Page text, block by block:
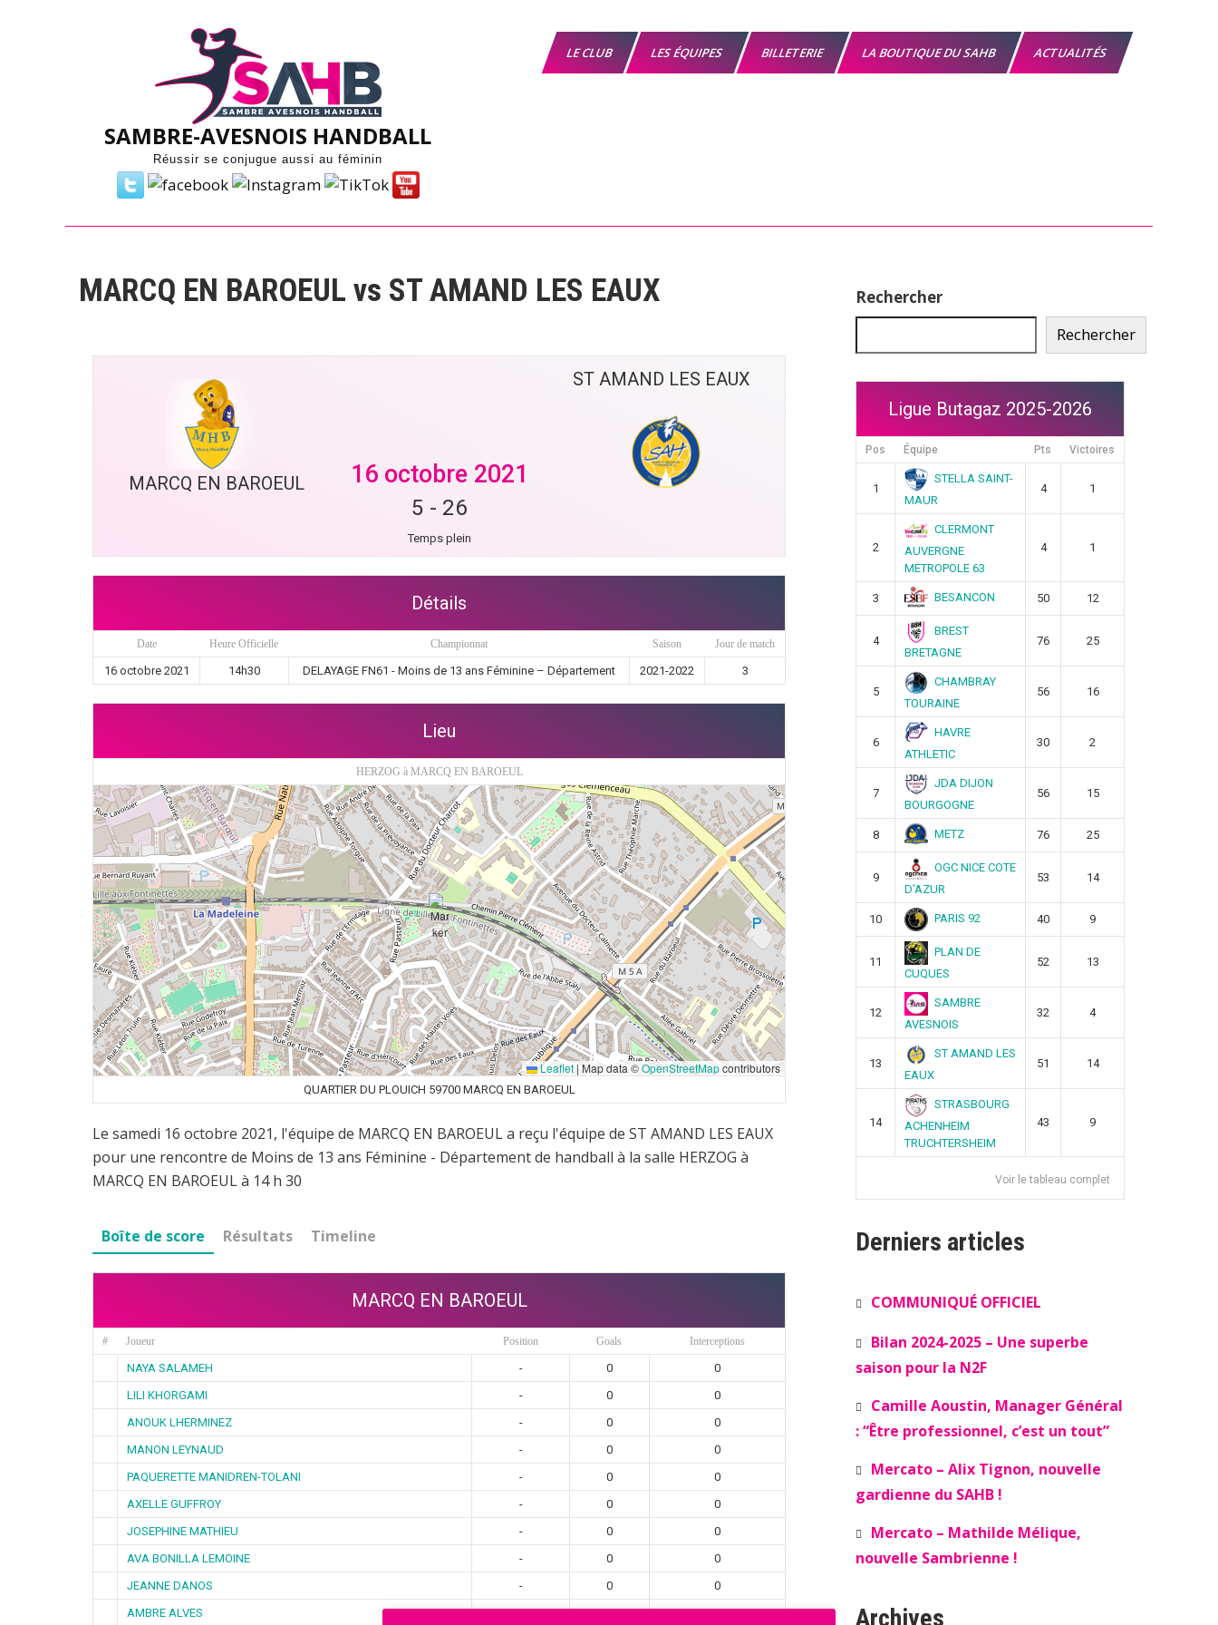
SAMBRE-AVESNOIS HANDBALL
Réussir se conjugue aussi au féminin
LE CLUB LES ÉQUIPES BILLETERIE LA BOUTIQUE DU SAHB ACTUALITÉS
MARCQ EN BAROEUL vs ST AMAND LES EAUX
MARCQ EN BAROEUL
ST AMAND LES EAUX
16 octobre 2021
5 - 26
Temps plein
Détails
Date Heure Officielle Championnat Saison Jour de match
16 octobre 2021 14h30 DELAYAGE FN61 - Moins de 13 ans Féminine – Département 2021-2022 3
Lieu
HERZOG à MARCQ EN BAROEUL
Leaflet | Map data ©OpenStreetMapcontributors
QUARTIER DU PLOUICH 59700 MARCQ EN BAROEUL
Le samedi 16 octobre 2021, l'équipe de MARCQ EN BAROEUL a reçu l'équipe de ST AMAND LES EAUX
pour une rencontre de Moins de 13 ans Féminine - Département de handball à la salle HERZOG à
MARCQ EN BAROEUL à 14 h 30
Boîte de score Résultats Timeline
MARCQ EN BAROEUL
# Joueur Position Goals Interceptions
NAYA SALAMEH - 0
0
LILI KHORGAMI
- 0
0
ANOUK LHERMINEZ
- 0
0
MANON LEYNAUD
- 0
0
PAQUERETTE MANIDREN-TOLANI
- 0
0
AXELLE GUFFROY
- 0
0
JOSEPHINE MATHIEU
- 0
0
AVA BONILLA LEMOINE
- 0
0
JEANNE DANOS
- 0
0
AMBRE ALVES
- 0
0
Rechercher
Rechercher
Ligue Butagaz 2025-2026
Pos Équipe Pts Victoires
1
STELLA SAINT-
MAUR
4 1
2
CLERMONT
AUVERGNE
METROPOLE 63
4 1
3 BESANCON 50 12
4
BREST
BRETAGNE
76 25
5
CHAMBRAY
TOURAINE
56 16
6
HAVRE
ATHLETIC
30 2
7
JDA DIJON
BOURGOGNE
56 15
8 METZ 76 25
9
OGC NICE COTE
D’AZUR
53 14
10 PARIS 92 40 9
11
PLAN DE
CUQUES
52 13
12
SAMBRE
AVESNOIS
32 4
13
ST AMAND LES
EAUX
51 14
14
STRASBOURG
ACHENHEIM
TRUCHTERSHEIM
43 9
Voir le tableau complet
Derniers articles
COMMUNIQUÉ OFFICIEL
Bilan 2024-2025 – Une superbe
saison pour la N2F
Camille Aoustin, Manager Général
: “Être professionnel, c’est un tout”
Mercato – Alix Tignon, nouvelle
gardienne du SAHB !
Mercato – Mathilde Mélique,
nouvelle Sambrienne !
Archives